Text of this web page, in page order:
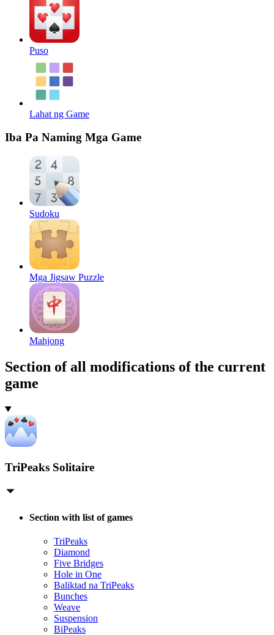
Puso
Lahat ng Game
Iba Pa Naming Mga Game
Sudoku
Mga Jigsaw Puzzle
Mahjong
Section of all modifications of the current
game
TriPeaks Solitaire
Section with list of games
TriPeaks
Diamond
Five Bridges
Hole in One
Baliktad na TriPeaks
Bunches
Weave
Suspension
BiPeaks